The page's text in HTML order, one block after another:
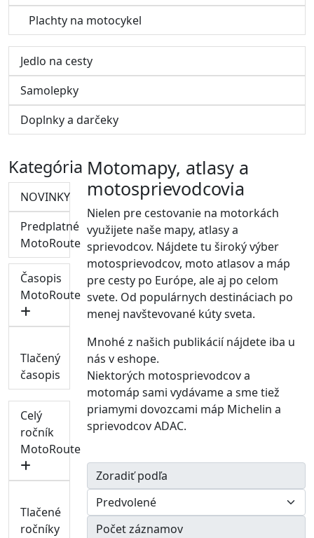
Plachty na motocykel
Jedlo na cesty
Samolepky
Doplnky a darčeky
Kategória
NOVINKY
Predplatné
MotoRoute
Časopis
MotoRoute
Tlačený
časopis
Celý
ročník
MotoRoute
Tlačené
ročníky
Motomapy, atlasy a
motosprievodcovia
Nielen pre cestovanie na motorkách
využijete naše mapy, atlasy a
sprievodcov. Nájdete tu široký výber
motosprievodcov, moto atlasov a máp
pre cesty po Európe, ale aj po celom
svete. Od populárnych destináciach po
menej navštevované kúty sveta.
Mnohé z našich publikácií nájdete iba u
nás v eshope.
Niektorých motosprievodcov a
motomáp sami vydávame a sme tiež
priamymi dovozcami máp Michelin a
sprievodcov ADAC.
Zoradiť podľa
Počet záznamov